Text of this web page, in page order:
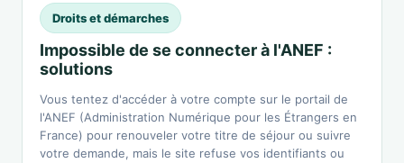
Droits et démarches
Impossible de se connecter à l'ANEF :
solutions
Vous tentez d'accéder à votre compte sur le portail de
l'ANEF (Administration Numérique pour les Étrangers en
France) pour renouveler votre titre de séjour ou suivre
votre demande, mais le site refuse vos identifiants ou